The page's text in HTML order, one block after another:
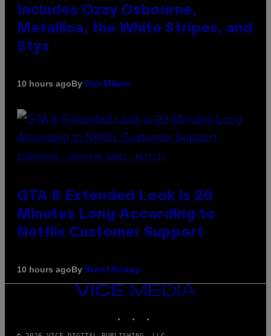
Includes Ozzy Osbourne,
Metallica, the White Stripes, and
Styx
10 hours agoBy Dan Milam
SCREENSHOT: ROCKSTAR GAMES, NETFLIX
GTA 6 Extended Look is 20
Minutes Long According to
Netflix Customer Support
10 hours agoBy Brent Koepp
VICE
MEDIA